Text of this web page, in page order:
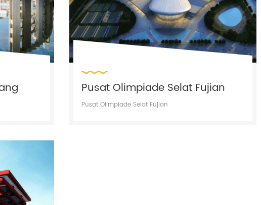
Pusat Olimpiade Selat Fujian
Pusat Olimpiade Selat Fujian